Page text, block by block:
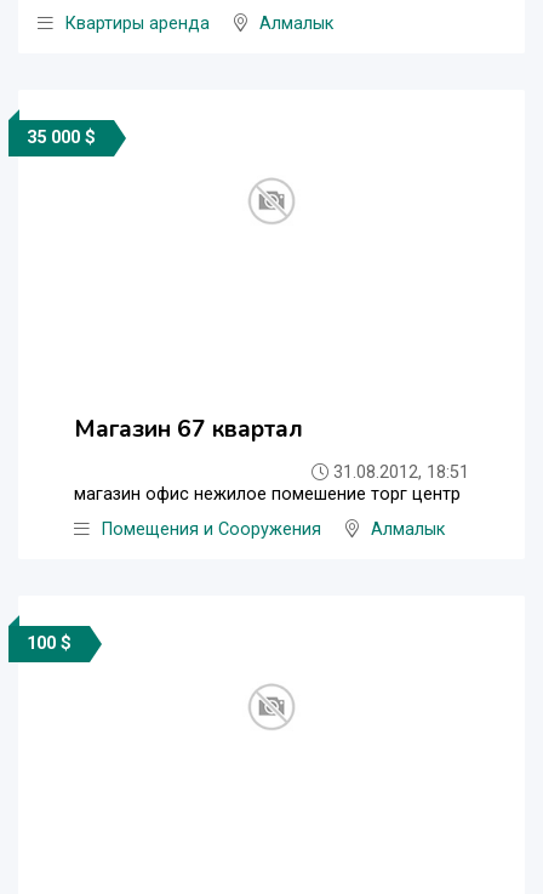
Квартиры аренда
Алмалык
35 000 $
Магазин 67 квартал
31.08.2012, 18:51
магазин офис нежилое помешение торг центр
Помещения и Сооружения
Алмалык
100 $